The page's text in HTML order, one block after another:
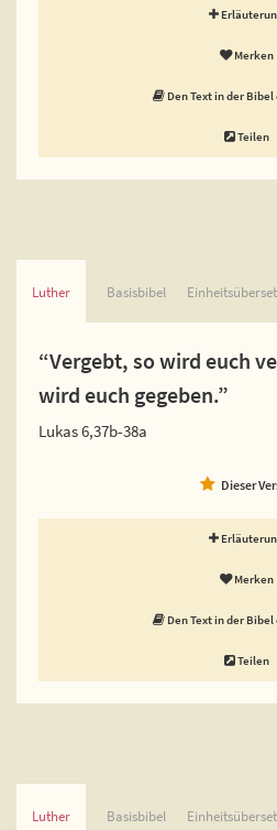
Merken
Den Text in der
Teilen
Luther Basisbibel
“Vergebt, so wird euch
wird euch gegeben.”
Lukas 6,37b-38a
Dieser
Merken
Den Text in der
Teilen
Luther Basisbibel